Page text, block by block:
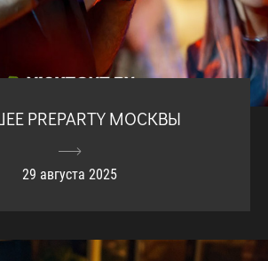
PREPARTY МОСКВЫ
29 августа 2025